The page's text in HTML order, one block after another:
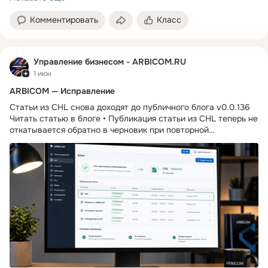
обновление данных. • Подробнее на сайте • Группа в
Комментировать Класс
Управление бизнесом - ARBICOM.RU
1 июн
ARBICOM — Исправление
Статьи из CHL снова доходят до публичного блога v0.0.136
Читать статью в блоге • Публикация статьи из CHL теперь не
откатывается обратно в черновик при повторной
синхронизации релизных материалов. • Страница блога
больше не держится за старый статический список: после
открытия она сразу проверяет актуальные опубликованные
статьи. • Запись 0.0.129 восстановлена в changelog и
опубликована отдельной статьей, чтобы релиз был виден не
только по прямой ссылке. • В правила релиза добавлена
проверка, что в CHL, статье, alt/SEO и соцчерновиках нет
битых вопросительных знаков, неправильных ссылок и
технических заглушек. • Публикация в Telegram, VK и другие
соцсети остается ручной: система готовит материалы, а
владелец отправляет их после проверки. • Главная страница